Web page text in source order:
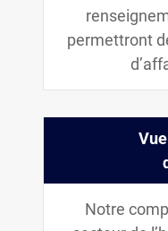
permettront
Notre